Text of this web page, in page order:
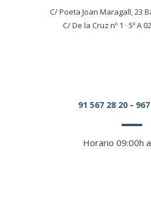
C/ Poeta Joan Maragall, 23
C/ De la Cruz nº 1 · 5º A
91 567 28 20 -
Horario 09:00h